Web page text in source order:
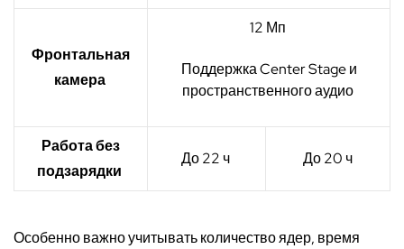
Фронтальная
камера
12 Мп
Поддержка Center Stage и
пространственного аудио
Работа без
подзарядки
До 22 ч До 20 ч
Особенно важно учитывать количество ядер, время